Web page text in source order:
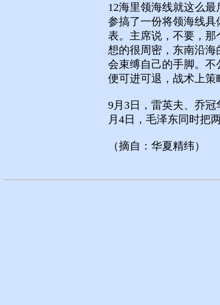
12海里领海线就这么
参搞了一份将领海线
表。主席说，不要，
想的很周密，东南沿
会束缚自己的手脚。
便可进可退，战术上
9月3日，雷英夫、乔
月4日，毛泽东同时把
（摘自：华夏精纬）